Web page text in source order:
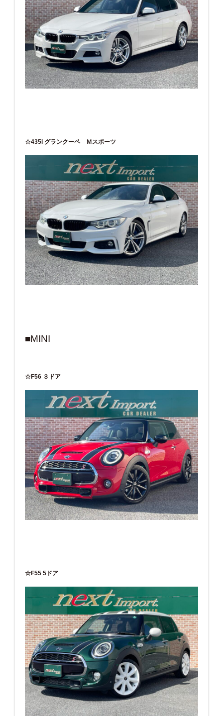
☆435i グランクーペ Ｍスポーツ
■MINI
☆F56 ３ドア
☆F55 5ドア